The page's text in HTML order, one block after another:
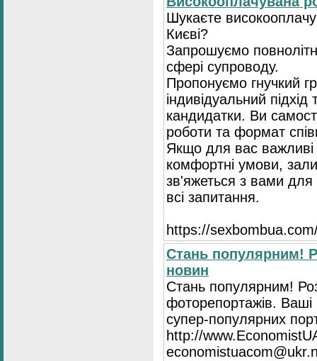
Шукаєте
Києві?
Запрошуємо
сфері супроводу.
Пропонуємо гнучкий
індивідуальний
кандидатки. Ви
роботи та формат
Якщо для вас важливі
комфортні умови,
зв'яжеться з вами для
всі запитання.
https://
Стань популярним!
новин
Стань популярним!
фоторепортажів. Ваші
супер-популярних
http://